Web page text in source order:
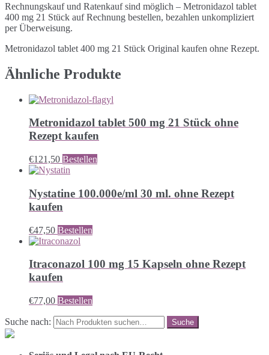
Rechnungskauf und Ratenkauf sind möglich – Metronidazol tablet
400 mg 21 Stück auf Rechnung bestellen, bezahlen unkompliziert
per Überweisung.
Metronidazol tablet 400 mg 21 Stück Original kaufen ohne Rezept.
Ähnliche Produkte
Metronidazol tablet 500 mg 21 Stück ohne
Rezept kaufen
€121,50 Bestellen
Nystatine 100.000e/ml 30 ml. ohne Rezept
kaufen
€47,50 Bestellen
Itraconazol 100 mg 15 Kapseln ohne Rezept
kaufen
€77,00 Bestellen
Suche nach: